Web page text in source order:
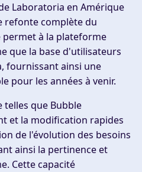
Laboratoria en Amérique
refonte complète du
permet à la plateforme
que la base d'utilisateurs
fournissant ainsi une
pour les années à venir.
telles que Bubble
et la modification rapides
de l'évolution des besoins
ainsi la pertinence et
Cette capacité